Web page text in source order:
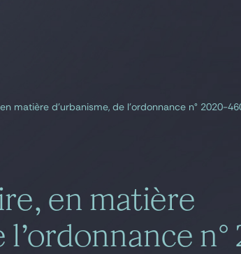
en matière
l’ordonnance